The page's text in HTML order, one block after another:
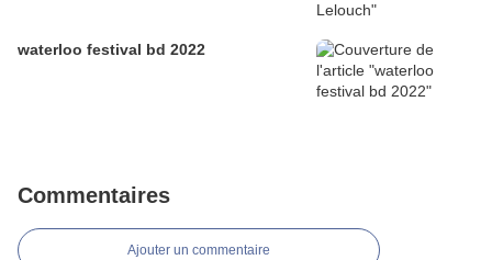
waterloo festival bd 2022
Commentaires
Ajouter un commentaire